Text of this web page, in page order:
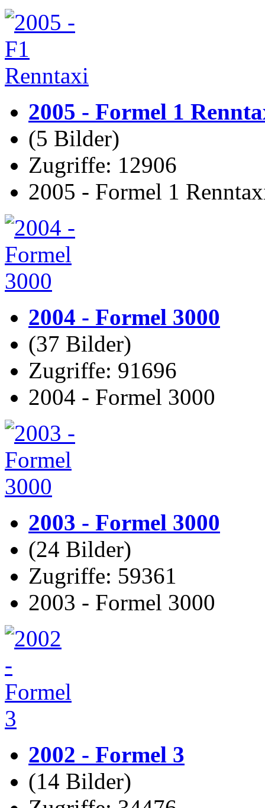
2005 - Formel 1
(5 Bilder)
Zugriffe: 12906
2005 - Formel 1
2004 - Formel 3000
(37 Bilder)
Zugriffe: 91696
2004 - Formel 3000
2003 - Formel 3000
(24 Bilder)
Zugriffe: 59361
2003 - Formel 3000
2002 - Formel 3
(14 Bilder)